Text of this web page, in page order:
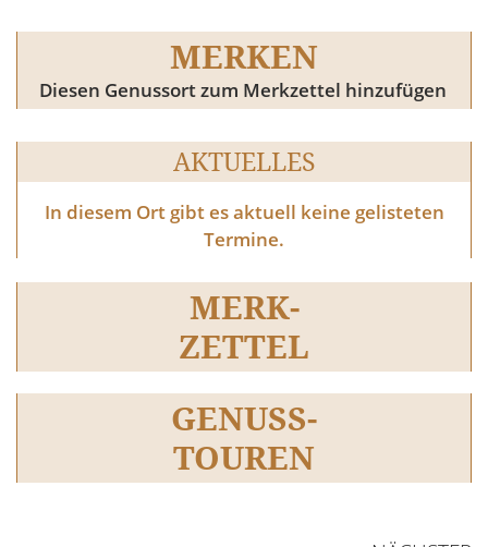
MERKEN
Diesen Genussort zum Merkzettel hinzufügen
AKTUELLES
In diesem Ort gibt es aktuell keine gelisteten
Termine.
MERK-
ZETTEL
GENUSS-
TOUREN